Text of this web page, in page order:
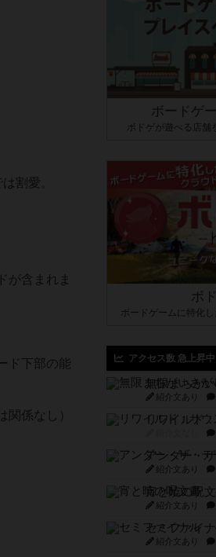
割愛。
が含まれま
ド下部の能
係なし）
ボードゲ
ボドゲが遊べる店舗
ボ
ボードゲームに特化
アクセス数 急上昇中
無限まちがい
紹介文あり
紹介文あり
宵と暁の呪
紹介文あり
紹介文あり